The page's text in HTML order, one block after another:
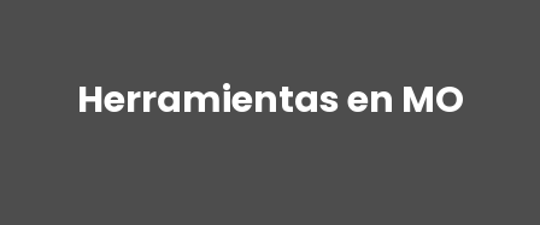
Herramientas en MO